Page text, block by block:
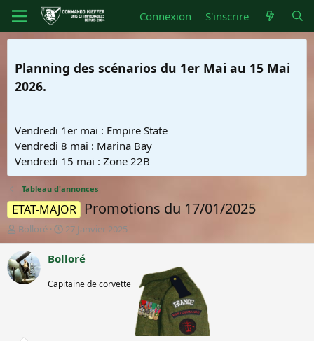
Connexion S'inscrire
Planning des scénarios du 1er Mai au 15 Mai
2026.
Vendredi 1er mai : Empire State
Vendredi 8 mai : Marina Bay
Vendredi 15 mai : Zone 22B
Tableau d'annonces
ETAT-MAJOR Promotions du 17/01/2025
A
u
t
e
u
Bolloré
D
a
t
d
27 Janvier 2025
Bolloré
Capitaine de corvette
Membre
honoraire